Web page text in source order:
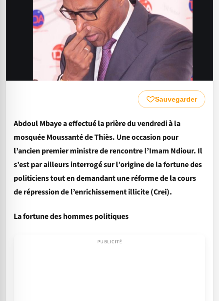
Sauvegarder
Abdoul Mbaye a effectué la prière du vendredi à la
mosquée Moussanté de Thiès. Une occasion pour
l’ancien premier ministre de rencontre l’Imam Ndiour. Il
s’est par ailleurs interrogé sur l’origine de la fortune des
politiciens tout en demandant une réforme de la cours
de répression de l’enrichissement illicite (Crei).
La fortune des hommes politiques